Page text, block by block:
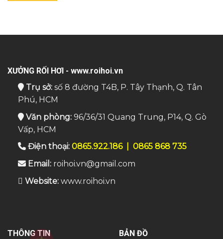
XƯỞNG RỐI HƠI - www.roihoi.vn
Trụ sở:số 8 đường T4B, P. Tây Thạnh, Q. Tân
Phú, HCM
Văn phòng:96/36/31 Quang Trung, P14, Q. Gò
Vấp, HCM
Điện thoại: 0865.922.186| 0865 868 735
Email:roihoi.vn@gmail.com
Website: www.roihoi.vn
THÔNG TIN
BẢN ĐỒ